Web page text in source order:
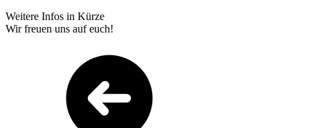
Weitere Infos in Kürze
Wir freuen uns auf euch!